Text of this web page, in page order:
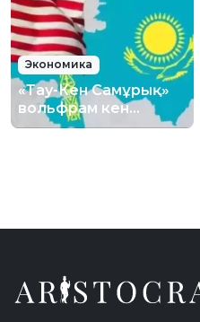
Экономика
«Тау-Кен Самұрық»
вольфрам кен
орнындағы 70%